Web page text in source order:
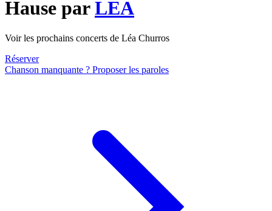
Hause parLEA
Voir les prochains concerts de Léa Churros
Réserver
Chanson manquante ? Proposer les paroles